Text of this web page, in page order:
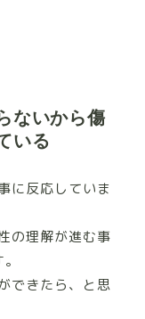
ないから傷
いる
に反応していま
の理解が進む事
できたら、と思